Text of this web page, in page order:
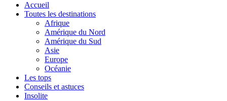
Accueil
Toutes les destinations
Afrique
Amérique du Nord
Amérique du Sud
Asie
Europe
Océanie
Les tops
Conseils et astuces
Insolite